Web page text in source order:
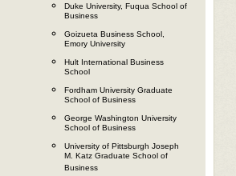
Duke University, Fuqua School of
Business
Goizueta Business School,
Emory University
Hult International Business
School
Fordham University Graduate
School of Business
George Washington University
School of Business
University of Pittsburgh Joseph
M. Katz Graduate School of
Business